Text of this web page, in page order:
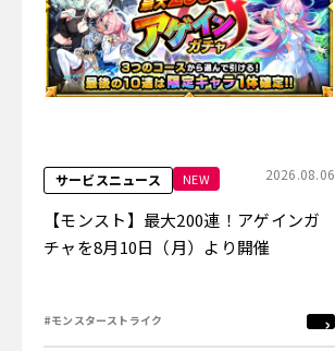
サービスニュース NEW 2026.08.06
【モンスト】最大200連！アゲインガ
チャを8月10日（月）より開催
#モンスターストライク